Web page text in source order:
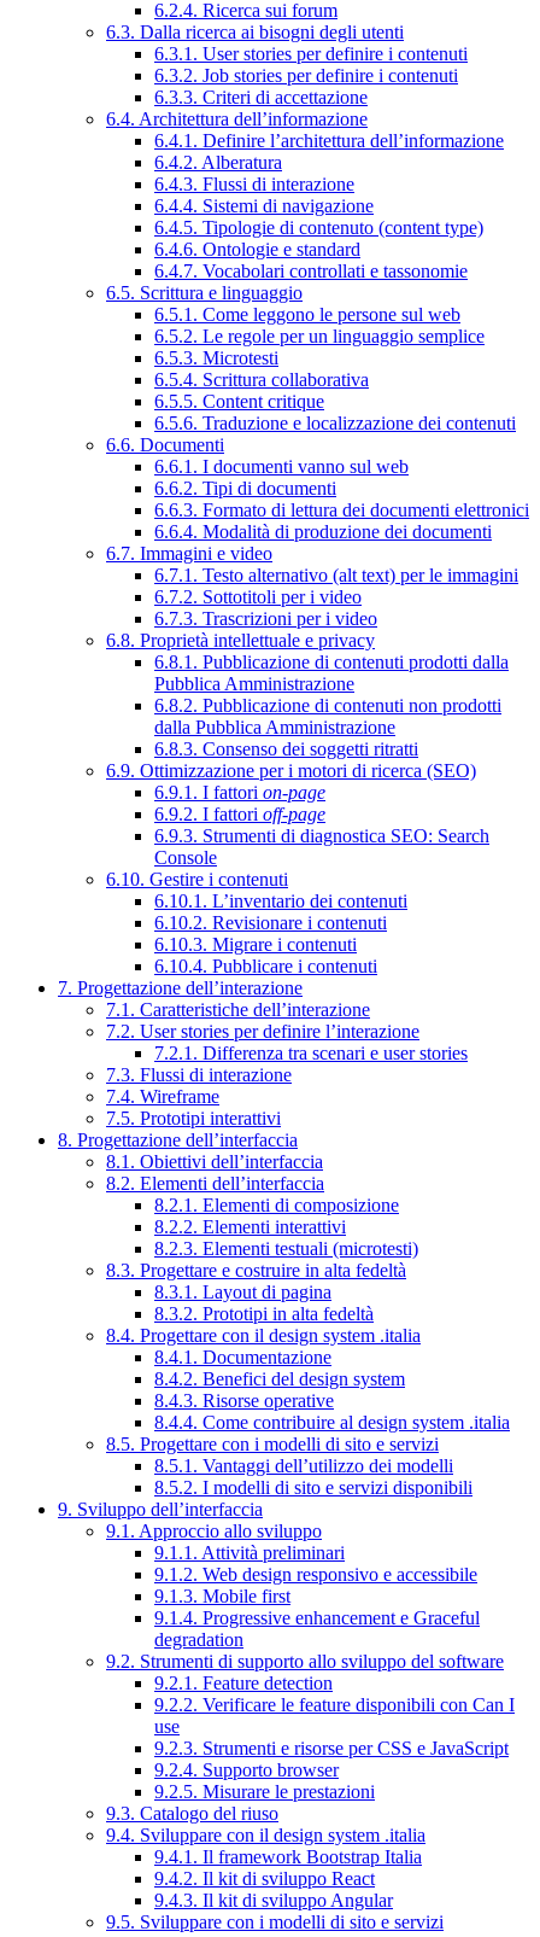
6.2.4. Ricerca sui forum
6.3. Dalla ricerca ai bisogni degli utenti
6.3.1. User stories per definire i contenuti
6.3.2. Job stories per definire i contenuti
6.3.3. Criteri di accettazione
6.4. Architettura dell’informazione
6.4.1. Definire l’architettura dell’informazione
6.4.2. Alberatura
6.4.3. Flussi di interazione
6.4.4. Sistemi di navigazione
6.4.5. Tipologie di contenuto (content type)
6.4.6. Ontologie e standard
6.4.7. Vocabolari controllati e tassonomie
6.5. Scrittura e linguaggio
6.5.1. Come leggono le persone sul web
6.5.2. Le regole per un linguaggio semplice
6.5.3. Microtesti
6.5.4. Scrittura collaborativa
6.5.5. Content critique
6.5.6. Traduzione e localizzazione dei contenuti
6.6. Documenti
6.6.1. I documenti vanno sul web
6.6.2. Tipi di documenti
6.6.3. Formato di lettura dei documenti elettronici
6.6.4. Modalità di produzione dei documenti
6.7. Immagini e video
6.7.1. Testo alternativo (alt text) per le immagini
6.7.2. Sottotitoli per i video
6.7.3. Trascrizioni per i video
6.8. Proprietà intellettuale e privacy
6.8.1. Pubblicazione di contenuti prodotti dalla
Pubblica Amministrazione
6.8.2. Pubblicazione di contenuti non prodotti
dalla Pubblica Amministrazione
6.8.3. Consenso dei soggetti ritratti
6.9. Ottimizzazione per i motori di ricerca (SEO)
6.9.1. I fattori on-page
6.9.2. I fattori off-page
6.9.3. Strumenti di diagnostica SEO: Search
Console
6.10. Gestire i contenuti
6.10.1. L’inventario dei contenuti
6.10.2. Revisionare i contenuti
6.10.3. Migrare i contenuti
6.10.4. Pubblicare i contenuti
7. Progettazione dell’interazione
7.1. Caratteristiche dell’interazione
7.2. User stories per definire l’interazione
7.2.1. Differenza tra scenari e user stories
7.3. Flussi di interazione
7.4. Wireframe
7.5. Prototipi interattivi
8. Progettazione dell’interfaccia
8.1. Obiettivi dell’interfaccia
8.2. Elementi dell’interfaccia
8.2.1. Elementi di composizione
8.2.2. Elementi interattivi
8.2.3. Elementi testuali (microtesti)
8.3. Progettare e costruire in alta fedeltà
8.3.1. Layout di pagina
8.3.2. Prototipi in alta fedeltà
8.4. Progettare con il design system .italia
8.4.1. Documentazione
8.4.2. Benefici del design system
8.4.3. Risorse operative
8.4.4. Come contribuire al design system .italia
8.5. Progettare con i modelli di sito e servizi
8.5.1. Vantaggi dell’utilizzo dei modelli
8.5.2. I modelli di sito e servizi disponibili
9. Sviluppo dell’interfaccia
9.1. Approccio allo sviluppo
9.1.1. Attività preliminari
9.1.2. Web design responsivo e accessibile
9.1.3. Mobile first
9.1.4. Progressive enhancement e Graceful
degradation
9.2. Strumenti di supporto allo sviluppo del software
9.2.1. Feature detection
9.2.2. Verificare le feature disponibili con Can I
use
9.2.3. Strumenti e risorse per CSS e JavaScript
9.2.4. Supporto browser
9.2.5. Misurare le prestazioni
9.3. Catalogo del riuso
9.4. Sviluppare con il design system .italia
9.4.1. Il framework Bootstrap Italia
9.4.2. Il kit di sviluppo React
9.4.3. Il kit di sviluppo Angular
9.5. Sviluppare con i modelli di sito e servizi